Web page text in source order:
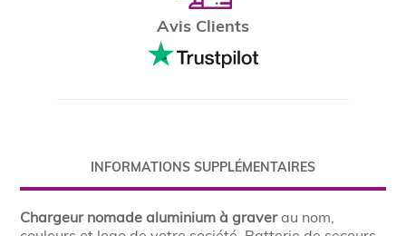
Avis Clients
INFORMATIONS SUPPLÉMENTAIRES
Chargeur nomade aluminium à graverau nom,